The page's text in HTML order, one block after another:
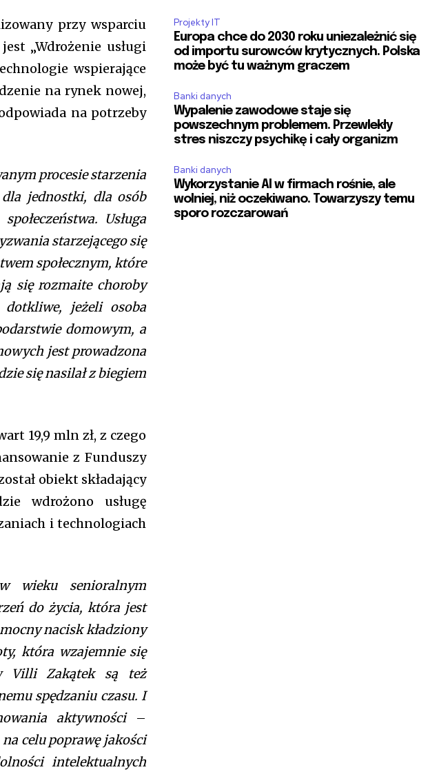
f_counters_font_family=”tt-primary-font_global”
przy wsparciu
„Wdrożenie usługi
wspierające
na rynek nowej,
na potrzeby
procesie starzenia
jednostki, dla osób
Usługa
starzejącego się
społecznym, które
się rozmaite choroby
jeżeli osoba
domowym, a
jest prowadzona
się nasilał z biegiem
19,9 mln zł, z czego
z Funduszy
obiekt składający
wdrożono usługę
i technologiach
wieku senioralnym
do życia, która jest
nacisk kładziony
która wzajemnie się
Villi Zakątek są też
spędzaniu czasu. I
aktywności –
na celu poprawę jakości
intelektualnych
Projekty IT
Europa chce do 2030 roku uniezależnić się
od importu surowców krytycznych. Polska
może być tu ważnym graczem
Banki danych
Wypalenie zawodowe staje się
powszechnym problemem. Przewlekły
stres niszczy psychikę i cały organizm
Banki danych
Wykorzystanie AI w firmach rośnie, ale
wolniej, niż oczekiwano. Towarzyszy temu
sporo rozczarowań